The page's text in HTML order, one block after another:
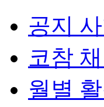
공지
코참
월별